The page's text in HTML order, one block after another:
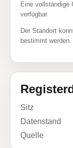
Eine vollständige
verfügbar.
Der Standort
bestimmt werden.
Sitz
Datenstand
Quelle